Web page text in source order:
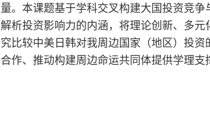
量。本课题基于学科交叉构建大国投资竞
解析投资影响力的内涵，将理论创新、多
究比较中美日韩对我周边国家（地区）投
合作、推动构建周边命运共同体提供学理支